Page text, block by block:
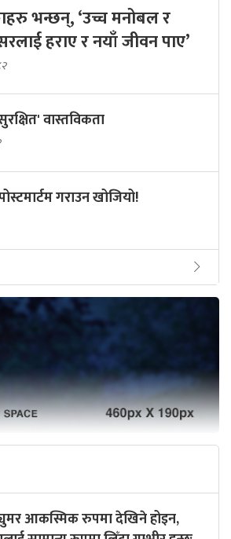
भन्छन्, ‘उच्च मनोबल र
हराए र नयाँ जीवन पाए’
वास्तविकता
गराउन खोजियो!
आकस्मिक रुपमा देखिने होइन,